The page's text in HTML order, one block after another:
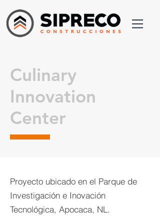
Culinary
Innovation
Center
Proyecto ubicado en el Parque de
Investigación e Inovación
Tecnológica, Apocaca, NL.